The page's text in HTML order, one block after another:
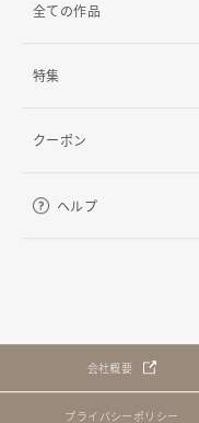
全ての作品
特集
クーポン
ヘルプ
会社概要
プライバシーポリシー